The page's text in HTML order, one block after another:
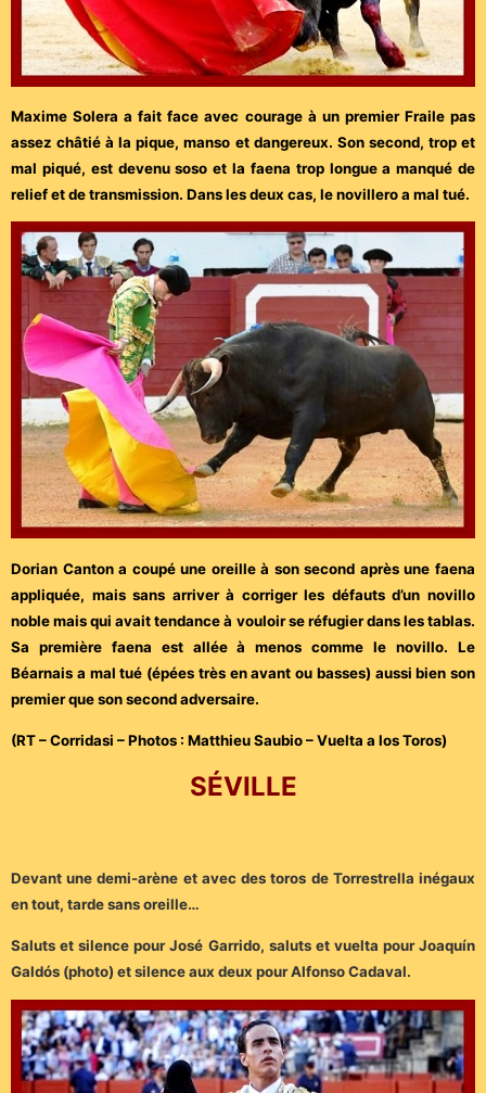
Maxime Solera a fait face avec courage à un premier Fraile pas
assez châtié à la pique, manso et dangereux. Son second, trop et
mal piqué, est devenu soso et la faena trop longue a manqué de
relief et de transmission. Dans les deux cas, le novillero a mal tué.
Dorian Canton a coupé une oreille à son second après une faena
appliquée, mais sans arriver à corriger les défauts d’un novillo
noble mais qui avait tendance à vouloir se réfugier dans les tablas.
Sa première faena est allée à menos comme le novillo. Le
Béarnais a mal tué (épées très en avant ou basses) aussi bien son
premier que son second adversaire.
(RT – Corridasi – Photos : Matthieu Saubio – Vuelta a los Toros)
SÉVILLE
Devant une demi-arène et avec des toros de Torrestrella inégaux
en tout, tarde sans oreille…
Saluts et silence pour José Garrido, saluts et vuelta pour Joaquín
Galdós (photo) et silence aux deux pour Alfonso Cadaval.